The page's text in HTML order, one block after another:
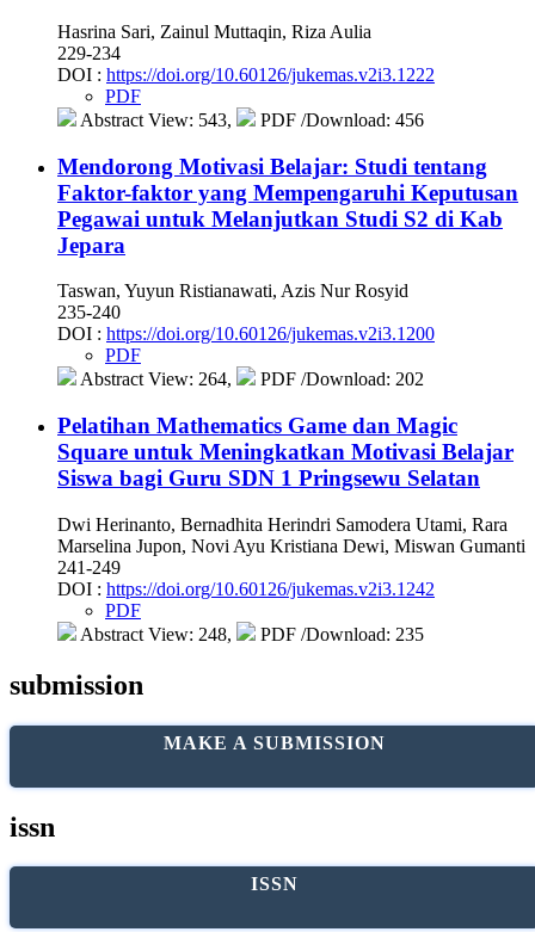
Hasrina Sari, Zainul Muttaqin, Riza Aulia
229-234
DOI : https://doi.org/10.60126/jukemas.v2i3.1222
PDF
Abstract View: 543,
PDF /Download: 456
Mendorong Motivasi Belajar: Studi tentang
Faktor-faktor yang Mempengaruhi Keputusan
Pegawai untuk Melanjutkan Studi S2 di Kab
Jepara
Taswan, Yuyun Ristianawati, Azis Nur Rosyid
235-240
DOI : https://doi.org/10.60126/jukemas.v2i3.1200
PDF
Abstract View: 264,
PDF /Download: 202
Pelatihan Mathematics Game dan Magic
Square untuk Meningkatkan Motivasi Belajar
Siswa bagi Guru SDN 1 Pringsewu Selatan
Dwi Herinanto, Bernadhita Herindri Samodera Utami, Rara
Marselina Jupon, Novi Ayu Kristiana Dewi, Miswan Gumanti
241-249
DOI : https://doi.org/10.60126/jukemas.v2i3.1242
PDF
Abstract View: 248,
PDF /Download: 235
submission
MAKE A SUBMISSION
issn
ISSN